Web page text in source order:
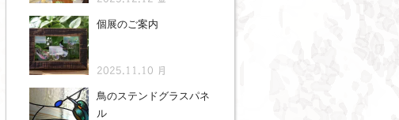
個展のご案内
2025.11.10 月
鳥のステンドグラスパネ
ル